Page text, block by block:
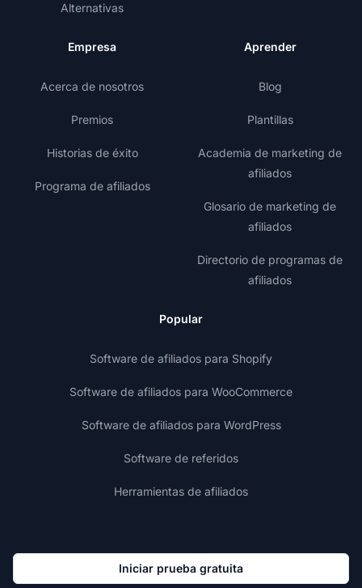
Alternativas
Empresa
Acerca de nosotros
Premios
Historias de éxito
Programa de afiliados
Aprender
Blog
Plantillas
Academia de marketing de
afiliados
Glosario de marketing de
afiliados
Directorio de programas de
afiliados
Popular
Software de afiliados para Shopify
Software de afiliados para WooCommerce
Software de afiliados para WordPress
Software de referidos
Herramientas de afiliados
Iniciar prueba gratuita